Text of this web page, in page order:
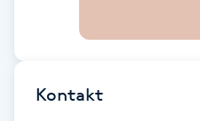
Eyeliner-tatuering
Kontakt